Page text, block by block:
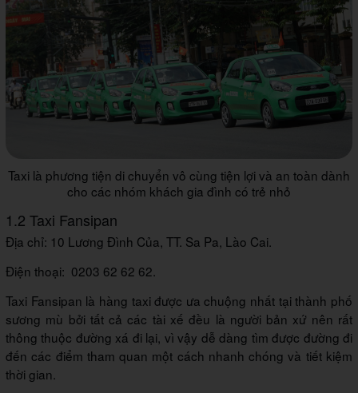
Taxi là phương tiện di chuyển vô cùng tiện lợi và an toàn dành
cho các nhóm khách gia đình có trẻ nhỏ
1.2 Taxi Fansipan
Địa chỉ: 10 Lương Đình Của, TT. Sa Pa, Lào Cai.
Điện thoại: 0203 62 62 62.
Taxi Fansipan là hàng taxi được ưa chuộng nhất tại thành phố
sương mù bởi tất cả các tài xế đều là người bản xứ nên rất
thông thuộc đường xá đi lại, vì vậy dễ dàng tìm được đường đi
đến các điểm tham quan một cách nhanh chóng và tiết kiệm
thời gian.